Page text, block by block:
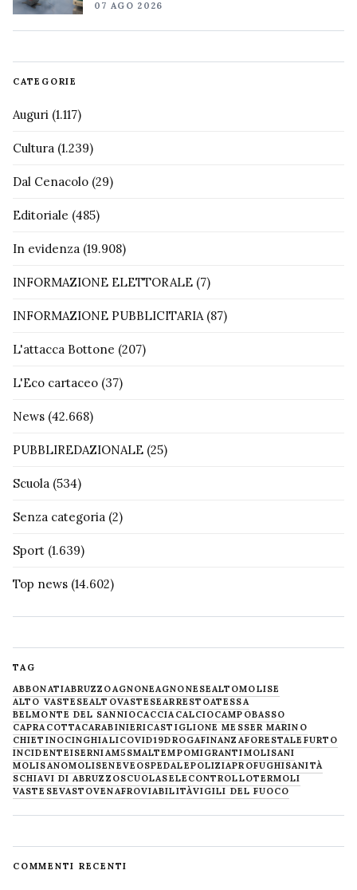
07 AGO 2026
CATEGORIE
Auguri (1.117)
Cultura (1.239)
Dal Cenacolo (29)
Editoriale (485)
In evidenza (19.908)
INFORMAZIONE ELETTORALE (7)
INFORMAZIONE PUBBLICITARIA (87)
L'attacca Bottone (207)
L'Eco cartaceo (37)
News (42.668)
PUBBLIREDAZIONALE (25)
Scuola (534)
Senza categoria (2)
Sport (1.639)
Top news (14.602)
TAG
ABBONATIABRUZZOAGNONEAGNONESEALTOMOLISE
ALTO VASTESEALTOVASTESEARRESTOATESSA
BELMONTE DEL SANNIOCACCIA CALCIOCAMPOBASSO
CAPRACOTTACARABINIERICASTIGLIONE MESSER MARINO
CHIETINOCINGHIALICOVID19DROGAFINANZAFORESTALE FURTO
INCIDENTEISERNIAM5SMALTEMPOMIGRANTIMOLISANI
MOLISANOMOLISENEVE OSPEDALEPOLIZIAPROFUGHISANITÀ
SCHIAVI DI ABRUZZOSCUOLASELECONTROLLOTERMOLI
VASTESEVASTOVENAFROVIABILITÀVIGILI DEL FUOCO
COMMENTI RECENTI